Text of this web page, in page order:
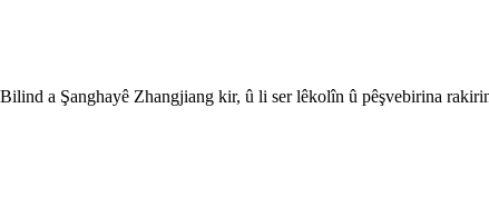
a Şanghayê Zhangjiang kir, û li ser lêkolîn û pêşvebirina